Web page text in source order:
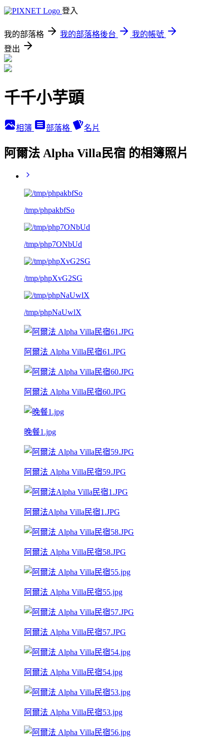
登入
我的部落格 我的部落格後台
我的帳號
登出
千千小芋頭
相簿 部落格 名片
阿爾法 Alpha Villa民宿 的相簿照片
/tmp/phpakbfSo
/tmp/php7ONbUd
/tmp/phpXvG2SG
/tmp/phpNaUwlX
阿爾法 Alpha Villa民宿61.JPG
阿爾法 Alpha Villa民宿60.JPG
晚餐1.jpg
阿爾法 Alpha Villa民宿59.JPG
阿爾法Alpha Villa民宿1.JPG
阿爾法 Alpha Villa民宿58.JPG
阿爾法 Alpha Villa民宿55.jpg
阿爾法 Alpha Villa民宿57.JPG
阿爾法 Alpha Villa民宿54.jpg
阿爾法 Alpha Villa民宿53.jpg